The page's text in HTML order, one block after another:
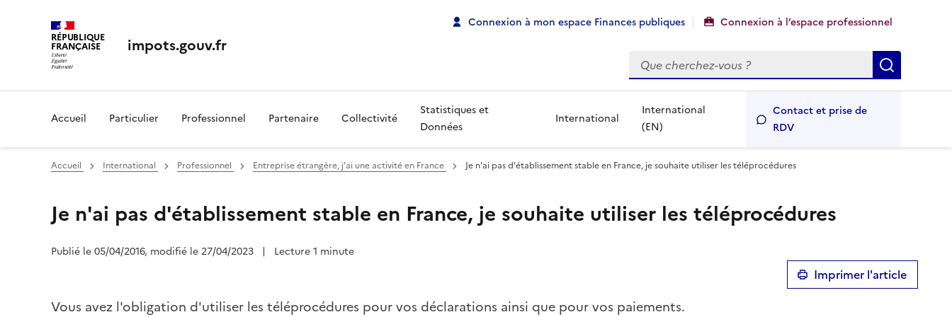
RÉPUBLIQUE
FRANÇAISE impots.gouv.fr
Connexion à mon espace Finances publiques Connexion à l’espace professionnel
Rechercher
Accueil Particulier Professionnel Partenaire Collectivité
Statistiques et
Données
International
International
(EN)
Contact et prise de
RDV
Accueil International Professionnel Entreprise étrangère, j'ai une activité en France Je n'ai pas d'établissement stable en France, je souhaite utiliser les téléprocédures
Je n'ai pas d'établissement stable en France, je souhaite utiliser les téléprocédures
Publié le 05/04/2016, modifié le 27/04/2023 | Lecture 1 minute
Imprimer l'article
Vous avez l'obligation d'utiliser les téléprocédures pour vos déclarations ainsi que pour vos paiements.